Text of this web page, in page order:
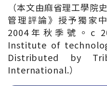
（本文由麻省理工學院
管理評論》授予獨家
2004年秋季號。c
Institute of
Distributed by
International.）